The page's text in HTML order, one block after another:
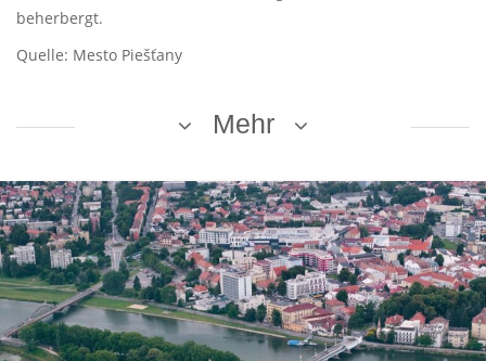
beherbergt.
Quelle: Mesto Piešťany
Mehr